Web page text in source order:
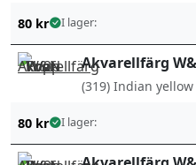
80 kr I lager:
Akvarellfärg
(319) Indian yellow
80 kr I lager: